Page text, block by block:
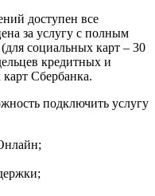
доступен все
за услугу с полным
социальных карт – 30
кредитных и
Сбербанка.
подключить услугу